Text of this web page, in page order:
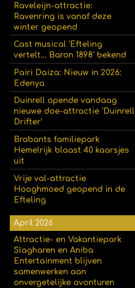
Raveleijn-attractie:
Ravenring is vanaf deze
winter geopend
Cast musical 'Efteling
vertelt... Baron 1898' bekend
Pairi Daiza: Nieuw in 2026:
Edenya
Duinrell opende vandaag
nieuwe doe-attractie ‘Duinrell
Drifter’
Brabants familiepark
Hemelrijk blaast 40 kaarsjes
uit
Vrije val-attractie
Hooghmoed geopend in de
Efteling
April 2026
Attractie- en Vakantiepark
Slagharen en Aniba
Entertainment blijven
samenwerken aan
onvergetelijke avonturen